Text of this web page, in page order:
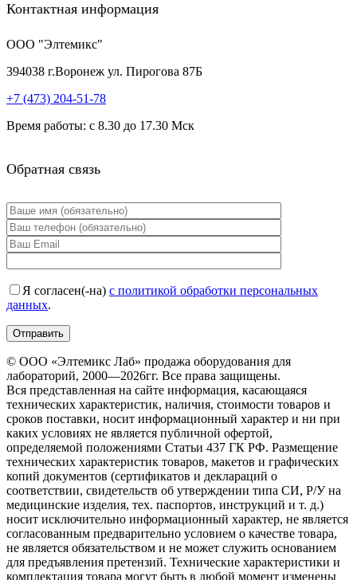
Контактная информация
ООО "Элтемикс"
394038 г.Воронеж ул. Пирогова 87Б
+7 (473) 204-51-78
Время работы: с 8.30 до 17.30 Мск
Обратная связь
Я согласен(-на) с политикой обработки персональных
данных.
© ООО «Элтемикс Лаб» продажа оборудования для
лабораторий, 2000—2026гг. Все права защищены.
Вся представленная на сайте информация, касающаяся
технических характеристик, наличия, стоимости товаров и
сроков поставки, носит информационный характер и ни при
каких условиях не является публичной офертой,
определяемой положениями Статьи 437 ГК РФ. Размещение
технических характеристик товаров, макетов и графических
копий документов (сертификатов и деклараций о
соответствии, свидетельств об утверждении типа СИ, Р/У на
медицинские изделия, тех. паспортов, инструкций и т. д.)
носит исключительно информационный характер, не является
согласованным предварительно условием о качестве товара,
не является обязательством и не может служить основанием
для предъявления претензий. Технические характеристики и
комплектация товара могут быть в любой момент изменены